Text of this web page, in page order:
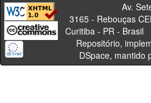
Av. Sete de
3165 - Rebouças
Curitiba -
Repositório,
DSpace, mantido